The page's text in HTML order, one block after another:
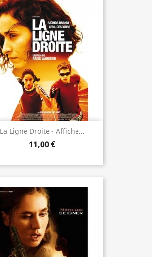
La Ligne Droite - Affiche...
11,00 €